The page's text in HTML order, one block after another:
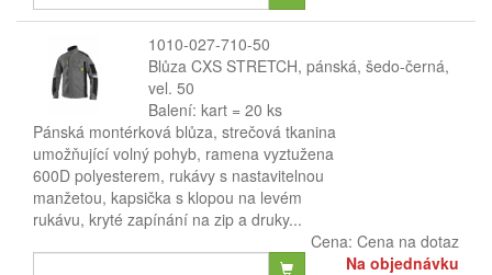
1010-027-710-50
Blůza CXS STRETCH, pánská, šedo-černá,
vel. 50
Balení: kart = 20 ks
Pánská montérková blůza, strečová tkanina
umožňující volný pohyb, ramena vyztužena
600D polyesterem, rukávy s nastavitelnou
manžetou, kapsička s klopou na levém
rukávu, kryté zapínání na zip a druky...
Cena: Cena na dotaz
Na objednávku